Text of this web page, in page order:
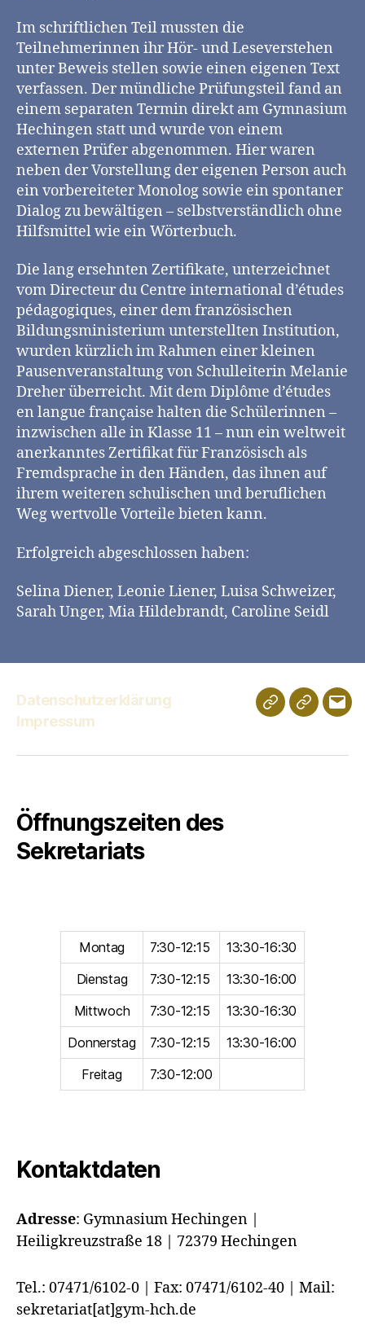
Im schriftlichen Teil mussten die
Teilnehmerinnen ihr Hör- und Leseverstehen
unter Beweis stellen sowie einen eigenen Text
verfassen. Der mündliche Prüfungsteil fand an
einem separaten Termin direkt am Gymnasium
Hechingen statt und wurde von einem
externen Prüfer abgenommen. Hier waren
neben der Vorstellung der eigenen Person auch
ein vorbereiteter Monolog sowie ein spontaner
Dialog zu bewältigen – selbstverständlich ohne
Hilfsmittel wie ein Wörterbuch.
Die lang ersehnten Zertifikate, unterzeichnet
vom Directeur du Centre international d’études
pédagogiques, einer dem französischen
Bildungsministerium unterstellten Institution,
wurden kürzlich im Rahmen einer kleinen
Pausenveranstaltung von Schulleiterin Melanie
Dreher überreicht. Mit dem Diplôme d’études
en langue française halten die Schülerinnen –
inzwischen alle in Klasse 11 – nun ein weltweit
anerkanntes Zertifikat für Französisch als
Fremdsprache in den Händen, das ihnen auf
ihrem weiteren schulischen und beruflichen
Weg wertvolle Vorteile bieten kann.
Erfolgreich abgeschlossen haben:
Selina Diener, Leonie Liener, Luisa Schweizer,
Sarah Unger, Mia Hildebrandt, Caroline Seidl
Datenschutzerklärung
Impressum
Schulportfolio
Digitales
E-
Öffnungszeiten des
Sekretariats
Montag 7:30-12:15
13:30-16:30
Dienstag
7:30-12:15
13:30-16:00
Mittwoch
7:30-12:15
13:30-16:30
Donnerstag
7:30-12:15
13:30-16:00
Freitag
7:30-12:00
Kontaktdaten
Adresse: Gymnasium Hechingen |
Heiligkreuzstraße 18 | 72379 Hechingen
Tel.: 07471/6102-0 | Fax: 07471/6102-40 | Mail:
sekretariat[at]gym-hch.de